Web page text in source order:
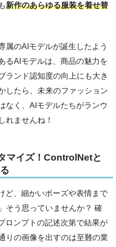
新作のあらゆる服装を着せ替
属のAIモデルが誕生したよう
るAIモデルは、商品の魅力を
ランド認知度の向上にも大き
したら、未来のファッション
なく、AIモデルたちがランウ
れませんね！
マイズ！ControlNetと
ど、細かいポーズや表情まで
そう思っていませんか？ 確
ロンプトの記述次第で結果が
りの画像を出すのは至難の業